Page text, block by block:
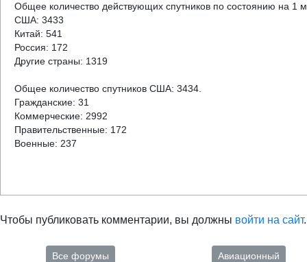
Общее количество действующих спутников по состоянию на 1
США: 3433
Китай: 541
Россия: 172
Другие страны: 1319
Общее количество спутников США: 3434.
Гражданские: 31
Коммерческие: 2992
Правительственные: 172
Военные: 237
Чтобы публиковать комментарии, вы должны войти на сайт.
Все форумы Авиационный